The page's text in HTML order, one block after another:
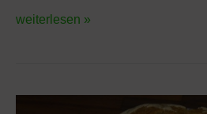
weiterlesen »